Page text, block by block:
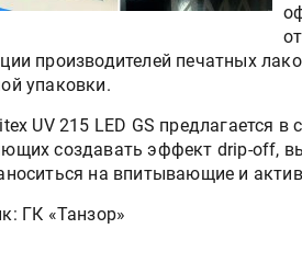
производителей печатных
упаковки.
UV 215 LED GS предлагается
создавать эффект drip-off,
на впитывающие и
ГК «Танзор»